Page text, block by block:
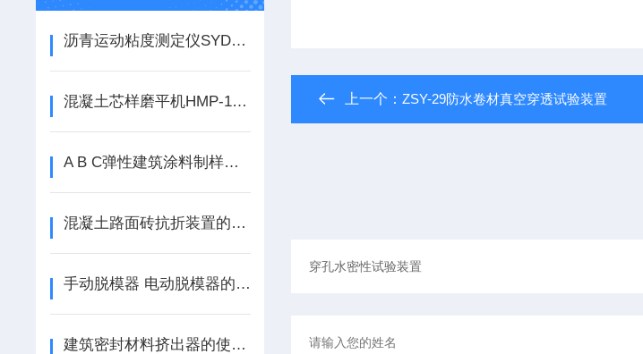
沥青运动粘度测定仪SYD-265E使用说明
混凝土芯样磨平机HMP-150如何使用
A B C弹性建筑涂料制样框如何使用
混凝土路面砖抗折装置的使用说明
手动脱模器 电动脱模器的使用说明
建筑密封材料挤出器的使用说明
上一个：ZSY-29防水卷材真空穿透试验装置